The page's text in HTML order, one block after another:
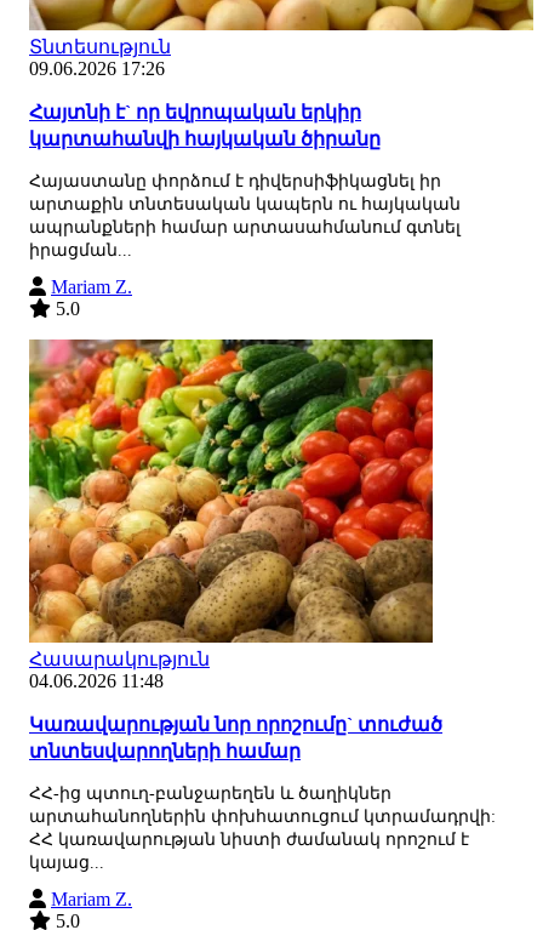
Տնտեսություն
09.06.2026 17:26
Հայտնի է` որ եվրոպական երկիր
կարտահանվի հայկական ծիրանը
Հայաստանը փորձում է դիվերսիֆիկացնել իր
արտաքին տնտեսական կապերն ու հայկական
ապրանքների համար արտասահմանում գտնել
իրացման...
Mariam Z.
5.0
Հասարակություն
04.06.2026 11:48
Կառավարության նոր որոշումը` տուժած
տնտեսվարողների համար
ՀՀ-ից պտուղ-բանջարեղեն և ծաղիկներ
արտահանողներին փոխհատուցում կտրամադրվի:
ՀՀ կառավարության նիստի ժամանակ որոշում է
կայաց...
Mariam Z.
5.0